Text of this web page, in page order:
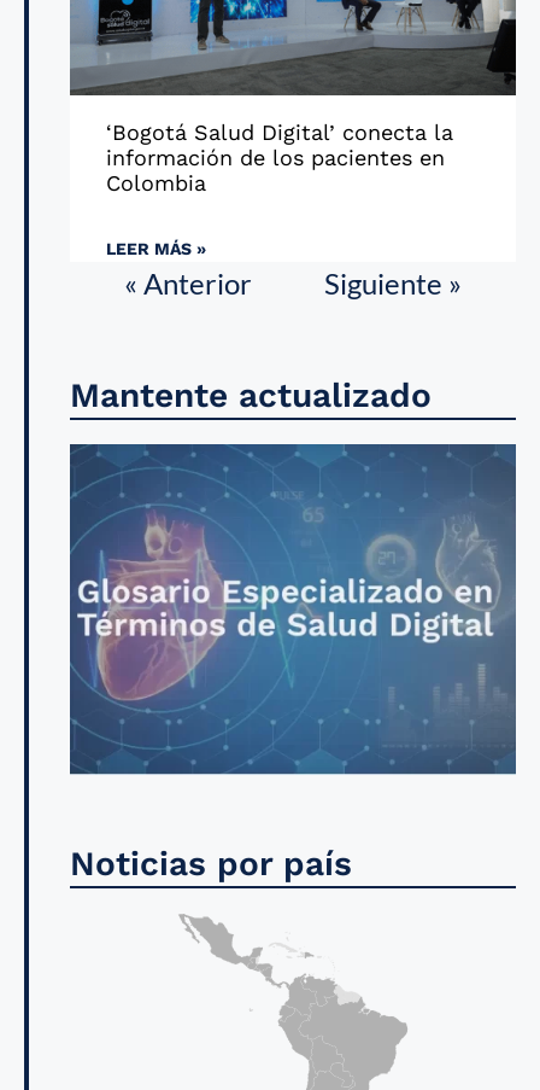
‘Bogotá Salud Digital’ conecta la
información de los pacientes en
Colombia
LEER MÁS »
« Anterior Siguiente »
Mantente actualizado
Noticias por país